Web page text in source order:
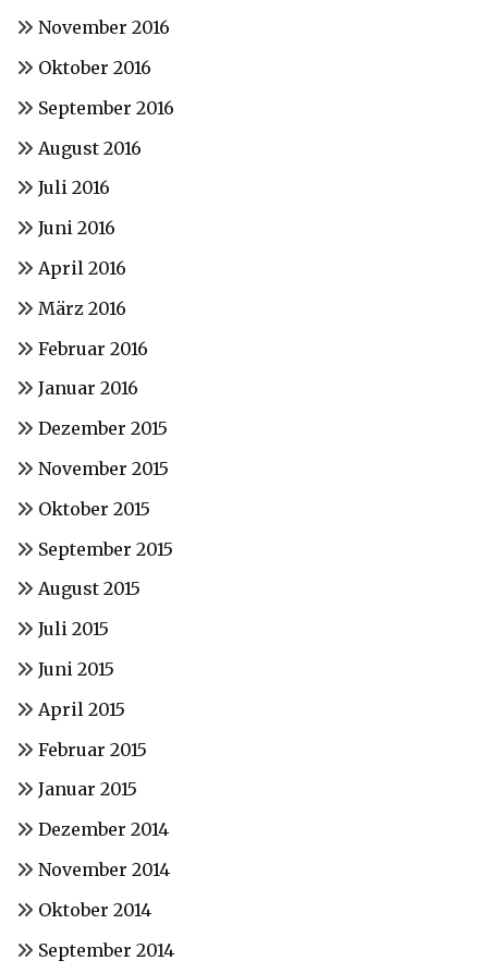
November 2016
Oktober 2016
September 2016
August 2016
Juli 2016
Juni 2016
April 2016
März 2016
Februar 2016
Januar 2016
Dezember 2015
November 2015
Oktober 2015
September 2015
August 2015
Juli 2015
Juni 2015
April 2015
Februar 2015
Januar 2015
Dezember 2014
November 2014
Oktober 2014
September 2014